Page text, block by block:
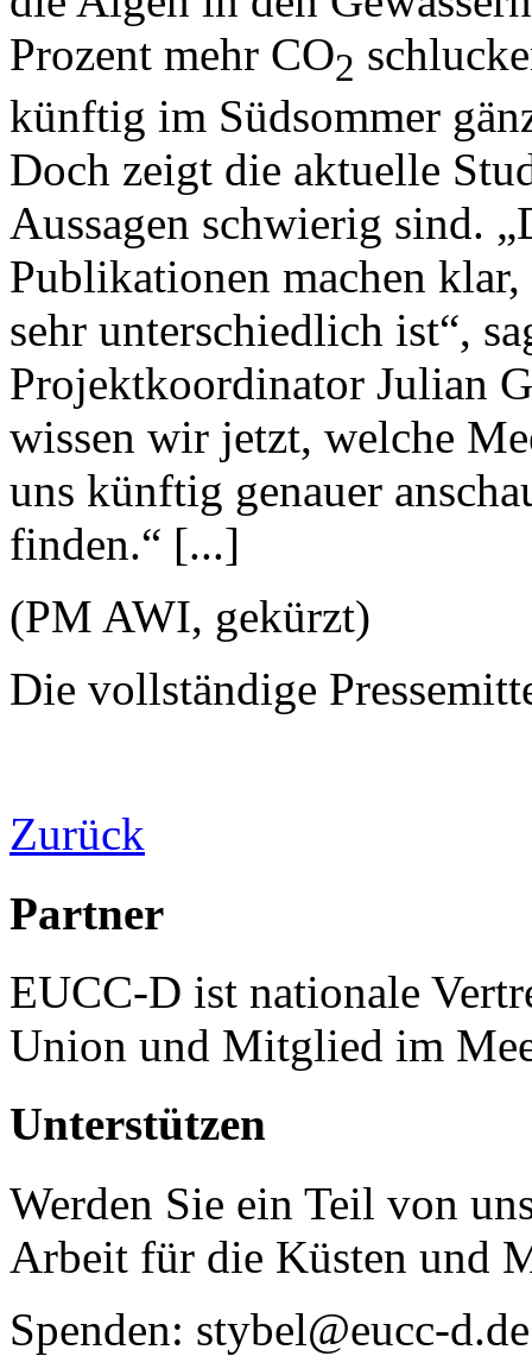
Prozent mehr CO2
künftig im Südsommer
Doch zeigt die aktuelle
Aussagen schwierig sind.
Publikationen machen
sehr unterschiedlich ist“,
Projektkoordinator Julian
wissen wir jetzt, welche
uns künftig genauer
finden.“ [...]
(PM AWI, gekürzt)
Die vollständige
Zurück
Partner
EUCC-D ist nationale
Union und Mitglied im
Unterstützen
Werden Sie ein Teil von
Arbeit für die Küsten und
Spenden: stybel@eucc-d.de